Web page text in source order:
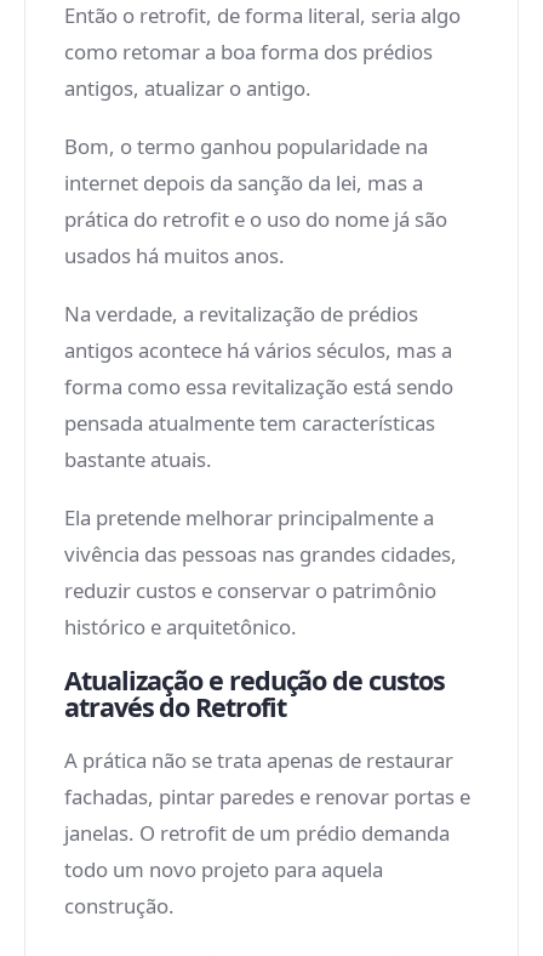
Então o retrofit, de forma literal, seria algo
como retomar a boa forma dos prédios
antigos, atualizar o antigo.
Bom, o termo ganhou popularidade na
internet depois da sanção da lei, mas a
prática do retrofit e o uso do nome já são
usados há muitos anos.
Na verdade, a revitalização de prédios
antigos acontece há vários séculos, mas a
forma como essa revitalização está sendo
pensada atualmente tem características
bastante atuais.
Ela pretende melhorar principalmente a
vivência das pessoas nas grandes cidades,
reduzir custos e conservar o patrimônio
histórico e arquitetônico.
Atualização e redução de custos
através do Retrofit
A prática não se trata apenas de restaurar
fachadas, pintar paredes e renovar portas e
janelas. O retrofit de um prédio demanda
todo um novo projeto para aquela
construção.